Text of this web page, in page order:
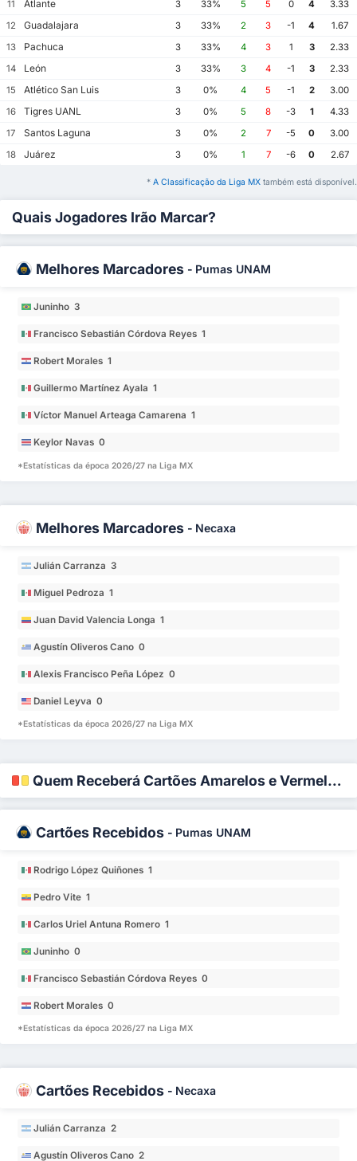
11
Atlante 3 33% 5 5 0 4
3.33
12
Guadalajara 3 33% 2 3 -1 4
1.67
13
Pachuca 3 33% 4 3 1 3
2.33
14
León 3 33% 3 4 -1 3
2.33
15
Atlético San Luis 3 0% 4 5 -1 2
3.00
16
Tigres UANL 3 0% 5 8 -3 1
4.33
17
Santos Laguna 3 0% 2 7 -5 0
3.00
18
Juárez 3 0% 1 7 -6 0 2.67
* A Classificação da Liga MX também está disponível.
Quais Jogadores Irão Marcar?
Melhores Marcadores - Pumas UNAM
Juninho 3
Francisco Sebastián Córdova Reyes 1
Robert Morales 1
Guillermo Martínez Ayala 1
Víctor Manuel Arteaga Camarena 1
Keylor Navas 0
*Estatísticas da época 2026/27 na Liga MX
Melhores Marcadores - Necaxa
Julián Carranza 3
Miguel Pedroza 1
Juan David Valencia Longa 1
Agustín Oliveros Cano 0
Alexis Francisco Peña López 0
Daniel Leyva 0
*Estatísticas da época 2026/27 na Liga MX
Quem Receberá Cartões Amarelos e Vermelhos?
Cartões Recebidos - Pumas UNAM
Rodrigo López Quiñones 1
Pedro Vite 1
Carlos Uriel Antuna Romero 1
Juninho 0
Francisco Sebastián Córdova Reyes 0
Robert Morales 0
*Estatísticas da época 2026/27 na Liga MX
Cartões Recebidos - Necaxa
Julián Carranza 2
Agustín Oliveros Cano 2